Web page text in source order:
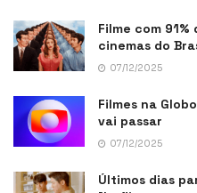
Filme com
cinemas do
07/12/2025
Filmes na
vai passar
07/12/2025
Últimos dias